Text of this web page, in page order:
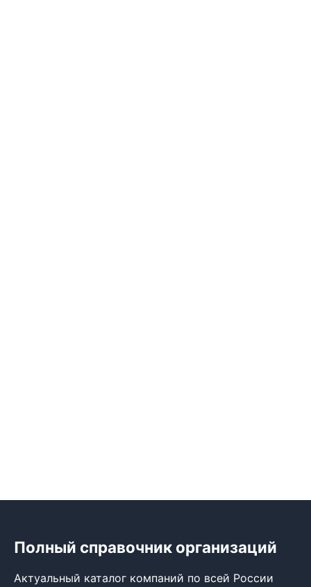
Полный справочник организаций
Актуальный каталог компаний по всей России